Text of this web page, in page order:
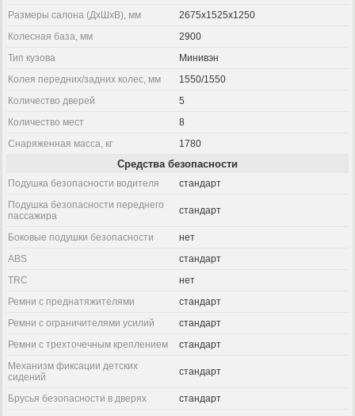
Размеры салона (ДхШхВ), мм
2675x1525x1250
Колесная база, мм
2900
Тип кузова
Минивэн
Колея передних/задних колес, мм
1550/1550
Количество дверей
5
Количество мест
8
Снаряженная масса, кг
1780
Средства безопасности
Подушка безопасности водителя
стандарт
Подушка безопасности переднего
пассажира
стандарт
Боковые подушки безопасности
нет
ABS
стандарт
TRC
нет
Ремни с преднатяжителями
стандарт
Ремни с ограничителями усилий
стандарт
Ремни с трехточечным креплением
стандарт
Механизм фиксации детских
сидений
стандарт
Брусья безопасности в дверях
стандарт